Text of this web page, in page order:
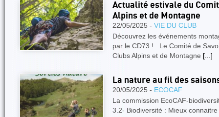
Actualité estivale du
Alpins et de Montagne
22/05/2025 - VIE DU CLUB
Découvrez les événements
par le CD73 ! Le Comité de
Clubs Alpins et de Montagne [...]
La nature au fil des
20/05/2025 - ECOCAF
La commission EcoCAF-
3.2- Biodiversité : Mieux